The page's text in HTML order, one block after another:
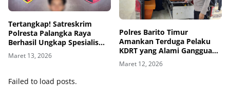
Tertangkap! Satreskrim
Polresta Palangka Raya
Berhasil Ungkap Spesialis
Pecah Kaca Mobil
Maret 13, 2026
Polres Barito Timur
Amankan Terduga Pelaku
KDRT yang Alami Gangguan
Jiwa, Langsung Dirujuk ke
RSJ Sambang Lihum
Maret 12, 2026
Failed to load posts.